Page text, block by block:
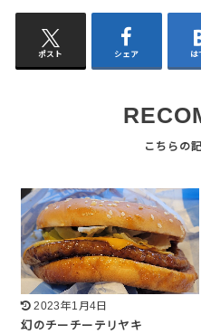
ポスト シェア は
2023年1月4日
幻のチーチーテリヤキ